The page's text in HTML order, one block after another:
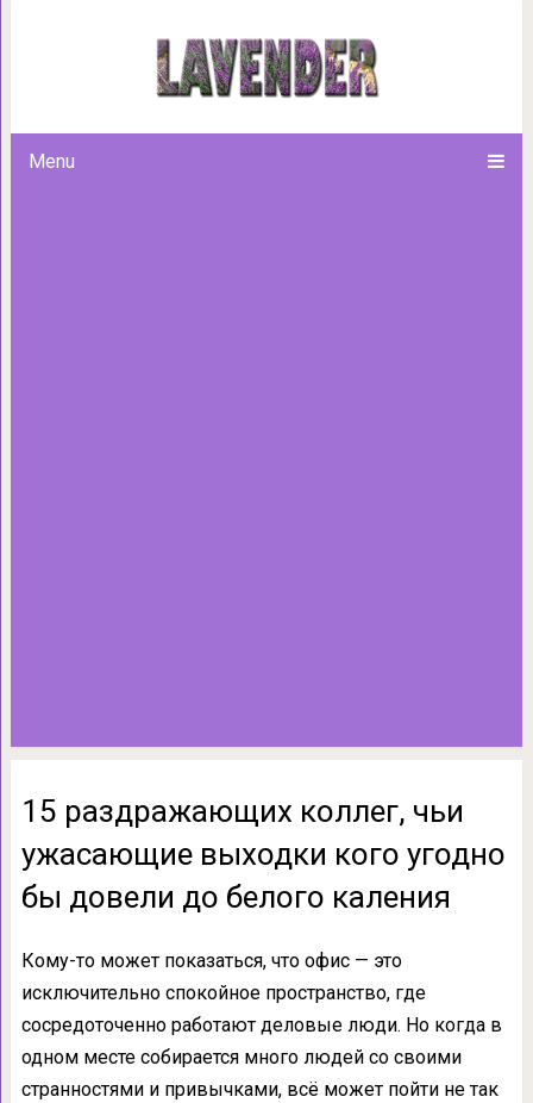
Menu
15 раздражающих коллег,
угодно бы довели
15 раздражающих коллег, чьи
ужасающие выходки кого угодно
бы довели до белого каления
Кому-то может показаться, что офис — это
исключительно спокойное пространство, где
сосредоточенно работают деловые люди. Но когда в
одном месте собирается много людей со своими
странностями и привычками, всё может пойти не так